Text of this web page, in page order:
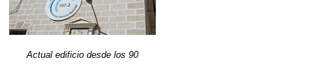
Actual edificio desde los 90